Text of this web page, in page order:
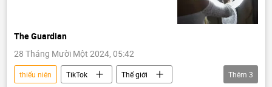
The Guardian
28 Tháng Mười Một 2024, 05:42
thiếu niên TikTok
Thế giới
Thêm 3